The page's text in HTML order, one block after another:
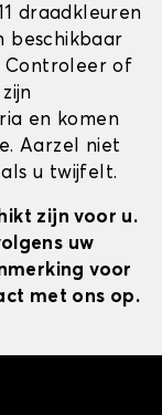
draadkleuren
beschikbaar
Controleer of
en komen
Aarzel niet
u twijfelt.
zijn voor u.
uw
voor
met ons op.